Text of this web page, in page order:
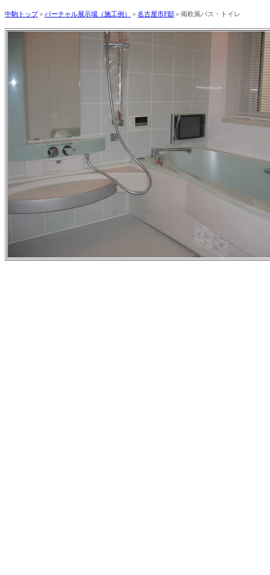
中駒トップ＞ バーチャル展示場（施工例） ＞ 名古屋市F邸 ＞南欧風バス・トイレ